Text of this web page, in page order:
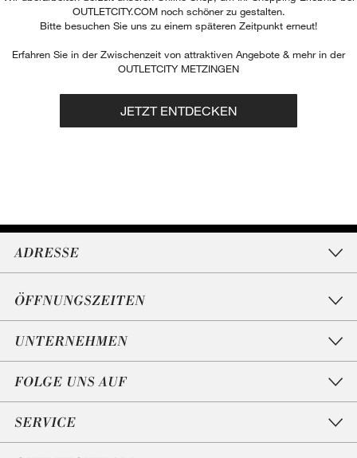
OUTLETCITY.COM noch schöner zu gestalten.
Bitte besuchen Sie uns zu einem späteren Zeitpunkt erneut!
Erfahren Sie in der Zwischenzeit von attraktiven Angebote & mehr in der
OUTLETCITY METZINGEN
JETZT ENTDECKEN
ADRESSE
ÖFFNUNGSZEITEN
UNTERNEHMEN
FOLGE UNS AUF
SERVICE